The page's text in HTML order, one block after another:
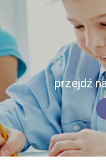
przejdź